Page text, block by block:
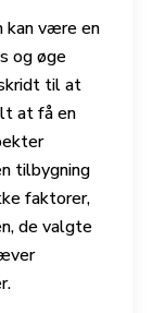
være en
og øge
til at
at få en
tilbygning
faktorer,
de valgte